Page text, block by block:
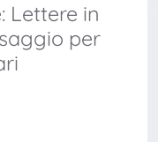
Lettere in
per